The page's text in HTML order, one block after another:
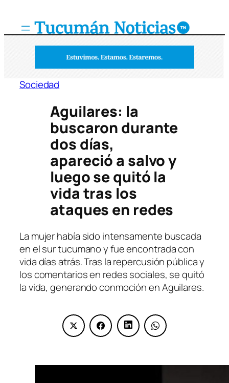
Sociedad
Aguilares: la
buscaron durante
dos días,
apareció a salvo y
luego se quitó la
vida tras los
ataques en redes
La mujer había sido intensamente buscada
en el sur tucumano y fue encontrada con
vida días atrás. Tras la repercusión pública y
los comentarios en redes sociales, se quitó
la vida, generando conmoción en Aguilares.